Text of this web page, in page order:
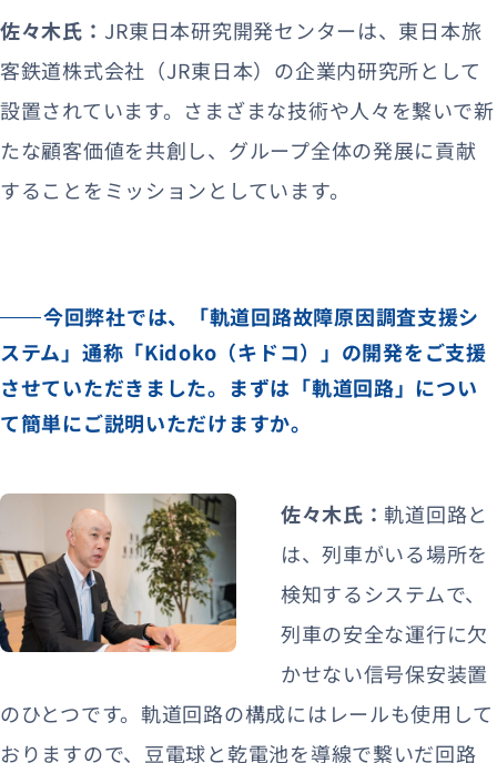
佐々木氏： JR東日本研究開発センターは、東日本旅
客鉄道株式会社（JR東日本）の企業内研究所として
設置されています。さまざまな技術や人々を繋いで新
たな顧客価値を共創し、グループ全体の発展に貢献
することをミッションとしています。
今回弊社では、「軌道回路故障原因調査支援シ
ステム」通称「Kidoko（キドコ）」の開発をご支援
させていただきました。まずは「軌道回路」につい
て簡単にご説明いただけますか。
佐々木氏：軌道回路と
は、列車がいる場所を
検知するシステムで、
列車の安全な運行に欠
かせない信号保安装置
のひとつです。軌道回路の構成にはレールも使用して
おりますので、豆電球と乾電池を導線で繋いだ回路